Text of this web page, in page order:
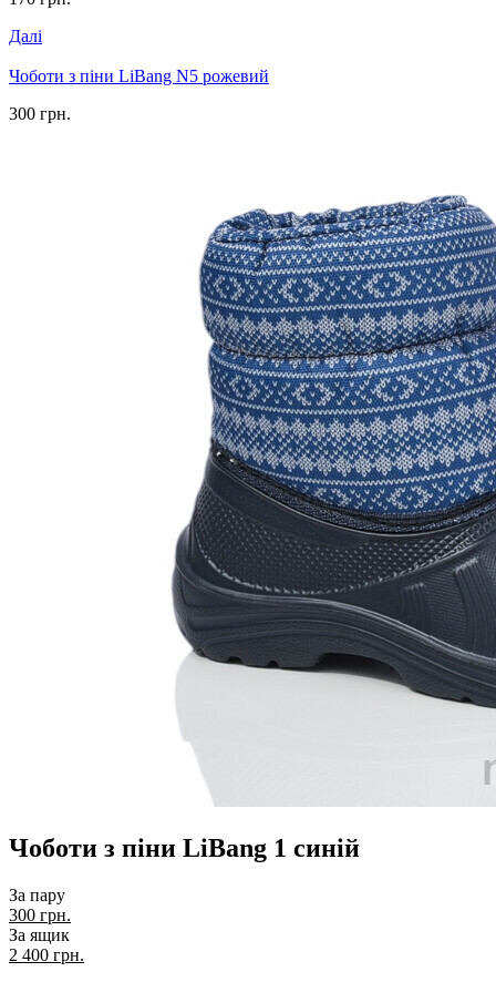
Далі
Чоботи з піни LiBang N5 рожевий
300 грн.
Чоботи з піни LiBang 1 синій
За пару
300 грн.
За ящик
2 400 грн.